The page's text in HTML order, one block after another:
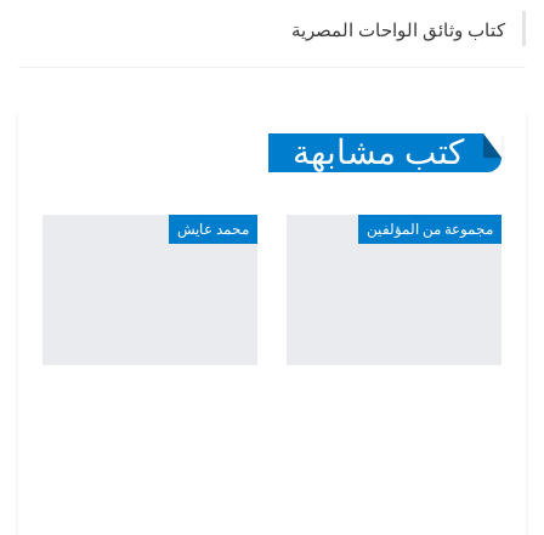
كتاب وثائق الواحات المصرية
كتب مشابهة
مجموعة من المؤلفين محمد عايش